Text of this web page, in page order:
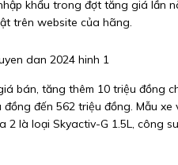
khẩu trong đợt tăng giá lần
trên website của hãng.
bán, tăng thêm 10 triệu đồng
đến 562 triệu đồng. Mẫu
là loại Skyactiv-G 1.5L, công